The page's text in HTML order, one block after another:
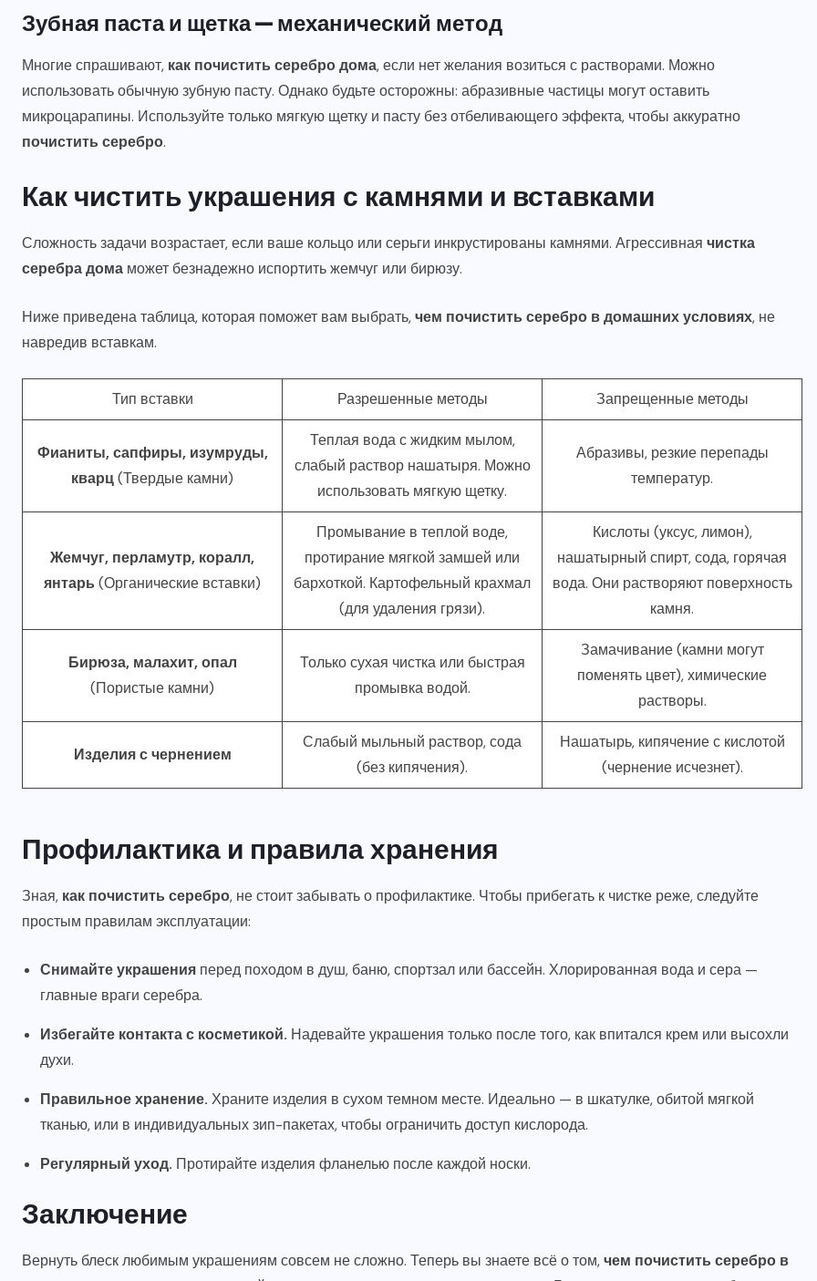
Зубная паста и щетка — механический метод
Многие спрашивают, как почистить серебро дома, если нет желания возиться с растворами. Можно
использовать обычную зубную пасту. Однако будьте осторожны: абразивные частицы могут оставить
микроцарапины. Используйте только мягкую щетку и пасту без отбеливающего эффекта, чтобы аккуратно
почистить серебро.
Как чистить украшения с камнями и вставками
Сложность задачи возрастает, если ваше кольцо или серьги инкрустированы камнями. Агрессивная чистка
серебра дома может безнадежно испортить жемчуг или бирюзу.
Ниже приведена таблица, которая поможет вам выбрать,чем почистить серебро в домашних условиях, не
навредив вставкам.
Тип вставки Разрешенные методы Запрещенные методы
Фианиты, сапфиры, изумруды,
кварц(Твердые камни)
Теплая вода с жидким мылом,
слабый раствор нашатыря. Можно
использовать мягкую щетку.
Абразивы, резкие перепады
температур.
Жемчуг, перламутр, коралл,
янтарь (Органические вставки)
Промывание в теплой воде,
протирание мягкой замшей или
бархоткой. Картофельный крахмал
(для удаления грязи).
Кислоты (уксус, лимон),
нашатырный спирт, сода, горячая
вода. Они растворяют поверхность
камня.
Бирюза, малахит, опал
(Пористые камни)
Только сухая чистка или быстрая
промывка водой.
Замачивание (камни могут
поменять цвет), химические
растворы.
Изделия с чернением
Слабый мыльный раствор, сода
(без кипячения).
Нашатырь, кипячение с кислотой
(чернение исчезнет).
Профилактика и правила хранения
Зная, как почистить серебро, не стоит забывать о профилактике. Чтобы прибегать к чистке реже, следуйте
простым правилам эксплуатации:
Снимайте украшения перед походом в душ, баню, спортзал или бассейн. Хлорированная вода и сера —
главные враги серебра.
Избегайте контакта с косметикой. Надевайте украшения только после того, как впитался крем или высохли
духи.
Правильное хранение. Храните изделия в сухом темном месте. Идеально — в шкатулке, обитой мягкой
тканью, или в индивидуальных зип-пакетах, чтобы ограничить доступ кислорода.
Регулярный уход. Протирайте изделия фланелью после каждой носки.
Заключение
Вернуть блеск любимым украшениям совсем не сложно. Теперь вы знаете всё о том,чем почистить серебро в